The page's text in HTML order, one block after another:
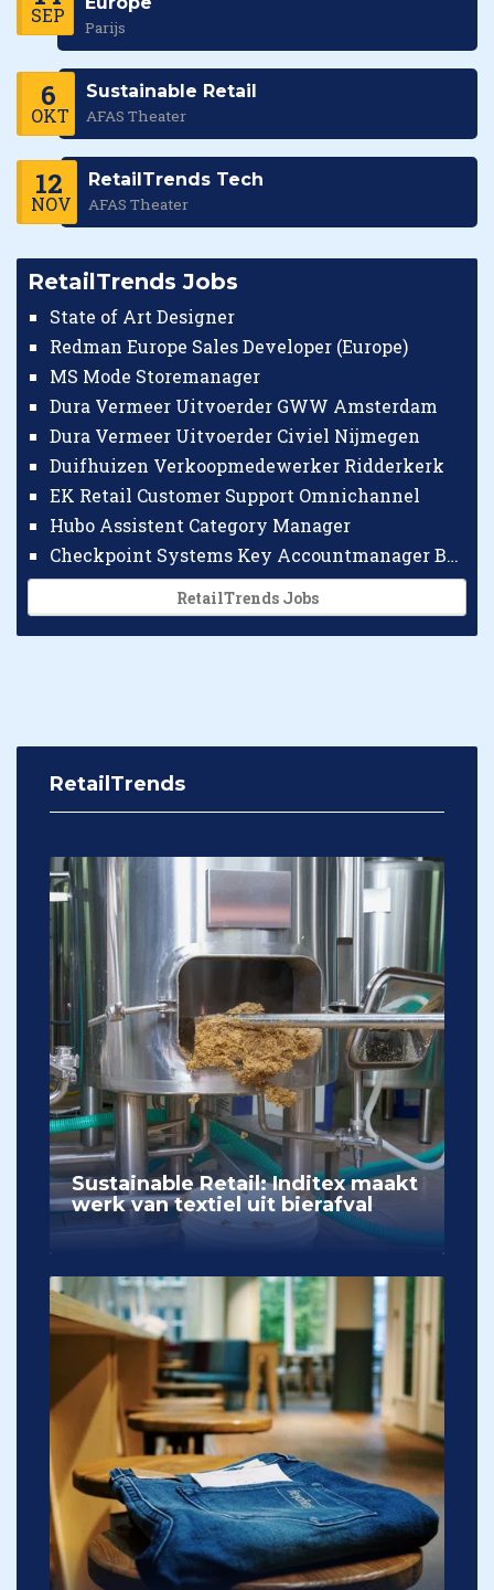
SEP
Parijs
6
OKT
Sustainable Retail
AFAS Theater
12
NOV
RetailTrends Tech
AFAS Theater
RetailTrends Jobs
State of Art Designer
Redman Europe Sales Developer (Europe)
MS Mode Storemanager
Dura Vermeer Uitvoerder GWW Amsterdam
Dura Vermeer Uitvoerder Civiel Nijmegen
Duifhuizen Verkoopmedewerker Ridderkerk
EK Retail Customer Support Omnichannel
Hubo Assistent Category Manager
Checkpoint Systems Key Accountmanager Benelux
RetailTrends Jobs
RetailTrends
Sustainable Retail: Inditex maakt
werk van textiel uit bierafval